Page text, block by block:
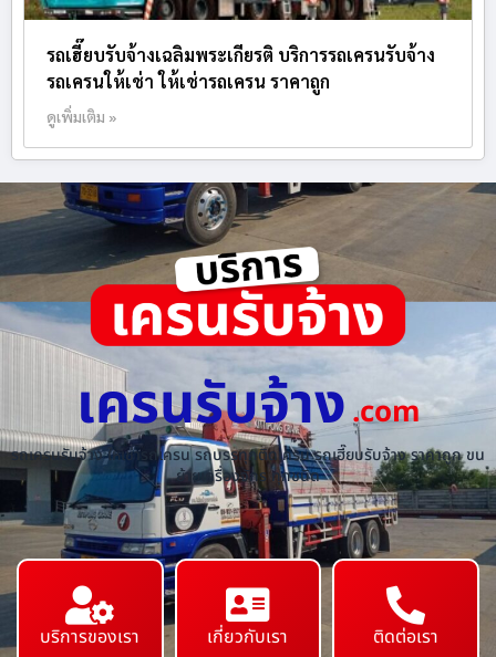
รถเฮี๊ยบรับจ้างเฉลิมพระเกียรติ บริการรถเครนรับจ้าง
รถเครนให้เช่า ให้เช่ารถเครน ราคาถูก
ดูเพิ่มเติม »
เครนรับจ้าง.com
รถเครนรับจ้าง ให้เช่ารถเครน รถบรรทุกติดเครน รถเฮี๊ยบรับจ้าง ราคาถูก ขน
ย้ายเครื่องจักร ทุกชนิด
บริการของเรา เกี่ยวกับเรา ติดต่อเรา